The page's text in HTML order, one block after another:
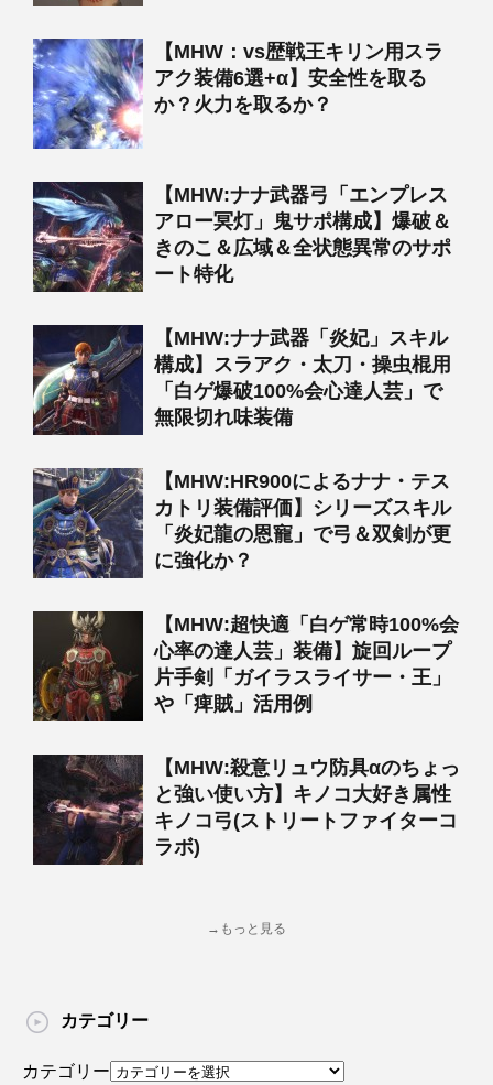
【MHW：vs歴戦王キリン用スラ
アク装備6選+α】安全性を取る
か？火力を取るか？
【MHW:ナナ武器弓「エンプレス
アロー冥灯」鬼サポ構成】爆破＆
きのこ＆広域＆全状態異常のサポ
ート特化
【MHW:ナナ武器「炎妃」スキル
構成】スラアク・太刀・操虫棍用
「白ゲ爆破100%会心達人芸」で
無限切れ味装備
【MHW:HR900によるナナ・テス
カトリ装備評価】シリーズスキル
「炎妃龍の恩寵」で弓＆双剣が更
に強化か？
【MHW:超快適「白ゲ常時100%会
心率の達人芸」装備】旋回ループ
片手剣「ガイラスライサー・王」
や「痺賊」活用例
【MHW:殺意リュウ防具αのちょっ
と強い使い方】キノコ大好き属性
キノコ弓(ストリートファイターコ
ラボ)
→もっと見る
カテゴリー
カテゴリー